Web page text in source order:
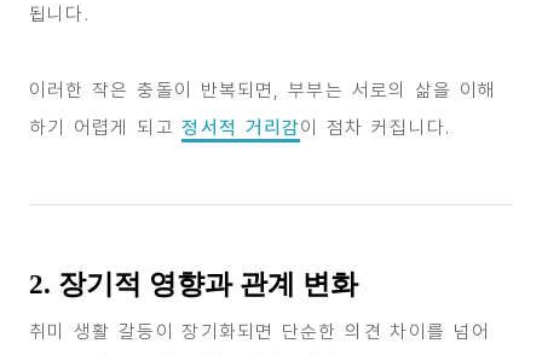
됩니다.
이러한 작은 충돌이 반복되면, 부부는 서로의 삶을 이해
하기 어렵게 되고정서적 거리감이 점차 커집니다.
2. 장기적 영향과 관계 변화
취미 생활 갈등이 장기화되면 단순한 의견 차이를 넘어